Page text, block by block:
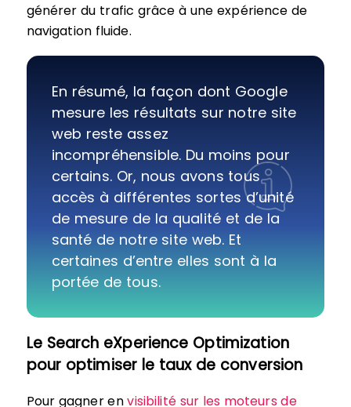
générer du trafic grâce à une expérience de
navigation fluide.
En résumé, la façon dont Google
mesure les résultats sur notre site
web reste assez
incompréhensible. Du moins pour
certains. Or, nous avons tous
accès à différentes sortes d’unité
de mesure de la qualité et de la
santé de notre site web. Et
certaines d’entre elles sont à la
portée de tous.
Le Search eXperience Optimization
pour optimiser le taux de conversion
Pour gagner envisibilité sur les moteurs de